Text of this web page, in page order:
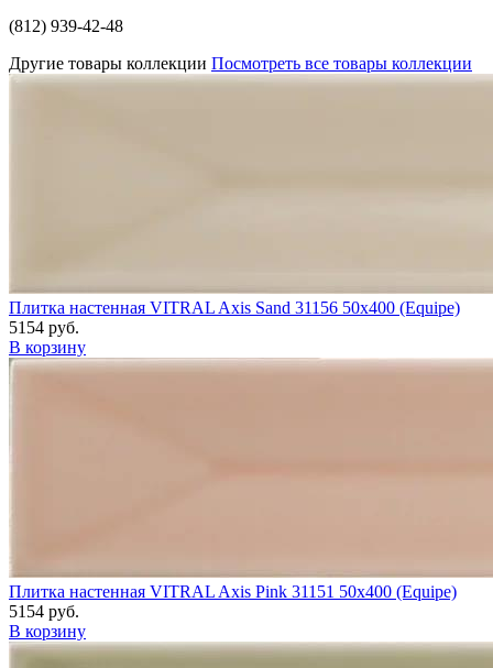
(812) 939-42-48
Другие товары коллекции Посмотреть все товары коллекции
Плитка настенная VITRAL Axis Sand 31156 50x400 (Equipe)
5154 руб.
В корзину
Плитка настенная VITRAL Axis Pink 31151 50x400 (Equipe)
5154 руб.
В корзину